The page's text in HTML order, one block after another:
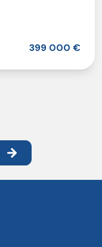
399 000 €